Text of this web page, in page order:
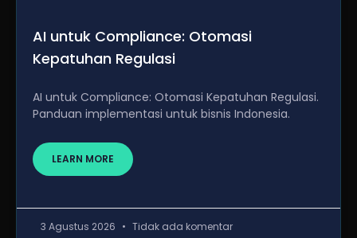
AI untuk Compliance: Otomasi
Kepatuhan Regulasi
AI untuk Compliance: Otomasi Kepatuhan Regulasi.
Panduan implementasi untuk bisnis Indonesia.
LEARN MORE
3 Agustus 2026 Tidak ada komentar